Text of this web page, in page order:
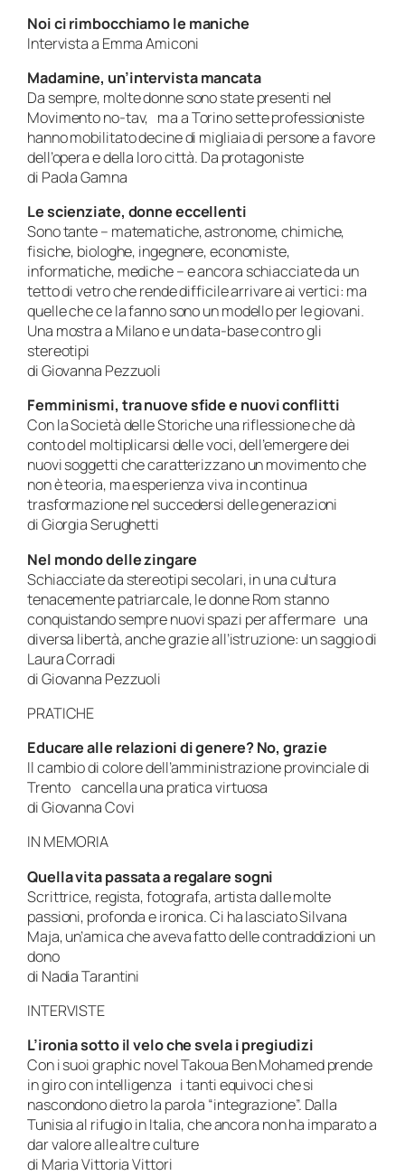
Noi ci rimbocchiamo le maniche
Intervista a Emma Amiconi
Madamine, un’intervista mancata
Da sempre, molte donne sono state presenti nel
Movimento no-tav, ma a Torino sette professioniste
hanno mobilitato decine di migliaia di persone a favore
dell’opera e della loro città. Da protagoniste
di Paola Gamna
Le scienziate, donne eccellenti
Sono tante – matematiche, astronome, chimiche,
fisiche, biologhe, ingegnere, economiste,
informatiche, mediche – e ancora schiacciate da un
tetto di vetro che rende difficile arrivare ai vertici: ma
quelle che ce la fanno sono un modello per le giovani.
Una mostra a Milano e un data-base contro gli
stereotipi
di Giovanna Pezzuoli
Femminismi, tra nuove sfide e nuovi conflitti
Con la Società delle Storiche una riflessione che dà
conto del moltiplicarsi delle voci, dell’emergere dei
nuovi soggetti che caratterizzano un movimento che
non è teoria, ma esperienza viva in continua
trasformazione nel succedersi delle generazioni
di Giorgia Serughetti
Nel mondo delle zingare
Schiacciate da stereotipi secolari, in una cultura
tenacemente patriarcale, le donne Rom stanno
conquistando sempre nuovi spazi per affermare una
diversa libertà, anche grazie all’istruzione: un saggio di
Laura Corradi
di Giovanna Pezzuoli
PRATICHE
Educare alle relazioni di genere? No, grazie
Il cambio di colore dell’amministrazione provinciale di
Trento cancella una pratica virtuosa
di Giovanna Covi
IN MEMORIA
Quella vita passata a regalare sogni
Scrittrice, regista, fotografa, artista dalle molte
passioni, profonda e ironica. Ci ha lasciato Silvana
Maja, un’amica che aveva fatto delle contraddizioni un
dono
di Nadia Tarantini
INTERVISTE
L’ironia sotto il velo che svela i pregiudizi
Con i suoi graphic novel Takoua Ben Mohamed prende
in giro con intelligenza i tanti equivoci che si
nascondono dietro la parola “integrazione”. Dalla
Tunisia al rifugio in Italia, che ancora non ha imparato a
dar valore alle altre culture
di Maria Vittoria Vittori